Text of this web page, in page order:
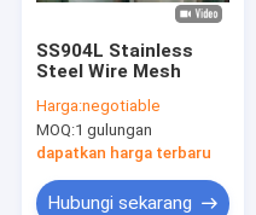
SS904L Stainless
Steel Wire Mesh
Harga:negotiable
MOQ:1 gulungan
dapatkan harga terbaru
Hubungi sekarang